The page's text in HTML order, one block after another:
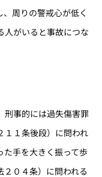
周りの警戒心が低く
人がいると事故につな
刑事的には過失傷害罪
１１条後段）に問われ
た手を大きく振って歩
０４条）に問われる